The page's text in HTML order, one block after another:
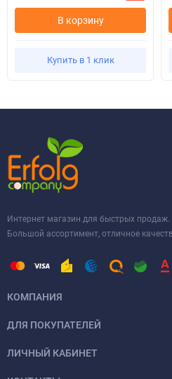
В корзину
Купить в 1 клик
Интернет магазин для быстрых продаж.
Большой ассортимент, отличное
КОМПАНИЯ
ДЛЯ ПОКУПАТЕЛЕЙ
ЛИЧНЫЙ КАБИНЕТ